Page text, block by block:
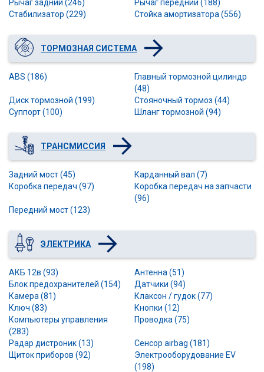
Рычаг задний (246)
Рычаг передний (188)
Стабилизатор (229)
Стойка амортизатора (556)
ТОРМОЗНАЯ СИСТЕМА
ABS (186)
Главный тормозной цилиндр
(48)
Диск тормозной (199)
Стояночный тормоз (44)
Суппорт (100)
Шланг тормозной (94)
ТРАНСМИССИЯ
Задний мост (45)
Карданный вал (7)
Коробка передач (97)
Коробка передач на запчасти
(96)
Передний мост (123)
ЭЛЕКТРИКА
АКБ 12в (93)
Антенна (51)
Блок предохранителей (154)
Датчики (94)
Камера (81)
Клаксон / гудок (77)
Ключ (83)
Кнопки (12)
Компьютеры управления
(283)
Проводка (75)
Радар дистроник (13)
Сенсор airbag (181)
Щиток приборов (92)
Электрооборудование EV
(198)